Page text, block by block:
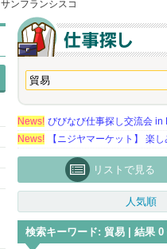
サンフランシスコ
News! びびなび仕事探し交流会
News!
【ニジヤマーケット】 楽
リストで見る
人気順
検索キーワード: 貿易 | 結果